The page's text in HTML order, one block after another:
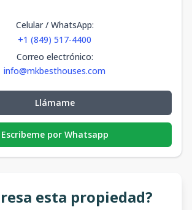
Celular / WhatsApp:
+1 (849) 517-4400
Correo electrónico:
info@mkbesthouses.com
Llámame
Escribeme por Whatsapp
esta propiedad?